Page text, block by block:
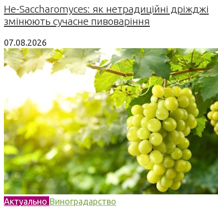
Не-Saccharomyces: як нетрадиційні дріжджі
змінюють сучасне пивоваріння
07.08.2026
Актуально Виноградарство